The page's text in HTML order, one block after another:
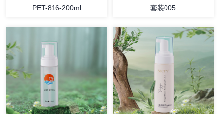
PET-816-200ml 套装005